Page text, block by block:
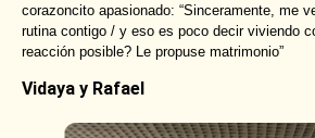
corazoncito apasionado: “Sinceramente, me
rutina contigo / y eso es poco decir viviendo
reacción posible? Le propuse matrimonio”
Vidaya y Rafael